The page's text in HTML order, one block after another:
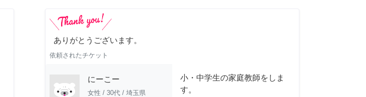
ありがとうございます。
依頼されたチケット
にーこー
女性 / 30代 / 埼玉県
小・中学生の家庭教師をしま
す。